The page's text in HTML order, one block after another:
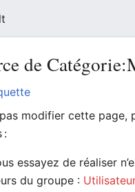
de
modifier cette page,
:
essayez de réaliser
du groupe :